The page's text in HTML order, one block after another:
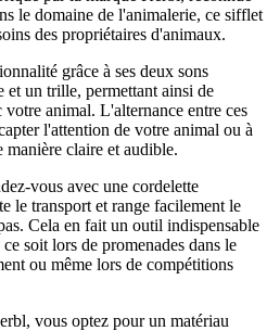
le domaine de l'animalerie, ce sifflet
des propriétaires d'animaux.
grâce à ses deux sons
et un trille, permettant ainsi de
animal. L'alternance entre ces
l'attention de votre animal ou à
manière claire et audible.
vous avec une cordelette
le transport et range facilement le
Cela en fait un outil indispensable
soit lors de promenades dans le
ou même lors de compétitions
vous optez pour un matériau